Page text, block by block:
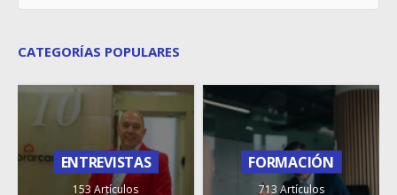
CATEGORÍAS POPULARES
ENTREVISTAS
153 Artículos
FORMACIÓN
713 Artículos